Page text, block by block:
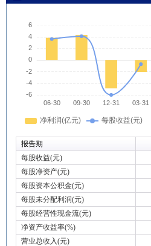
报告期
每股收益(元)
每股净资产(元)
每股资本公积金(元)
每股未分配利润(元)
每股经营性现金流(元)
净资产收益率(%)
营业总收入(元)